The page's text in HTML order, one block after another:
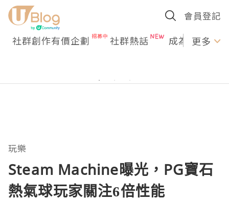
會員登記
社群創作有價企劃 社群熱話 成為U更多
玩樂
Steam Machine曝光，PG寶石
熱氣球玩家關注6倍性能